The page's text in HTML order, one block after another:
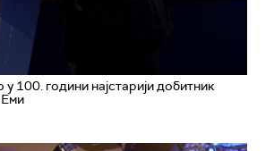
100. години најстарији добитник